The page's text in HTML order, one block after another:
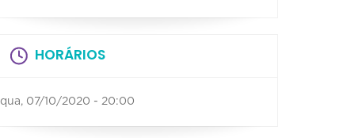
HORÁRIOS
qua, 07/10/2020 - 20:00